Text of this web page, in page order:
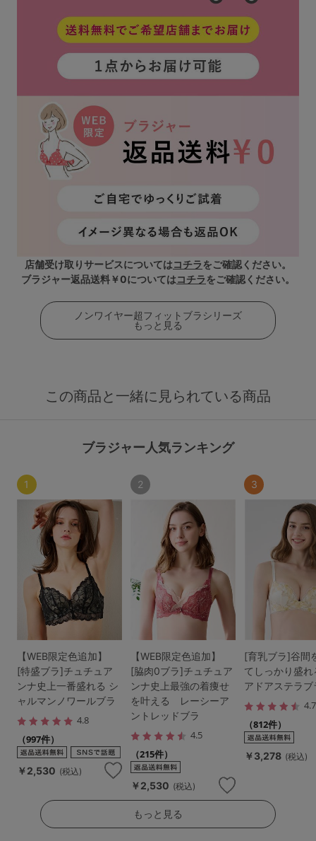
店舗受け取りサービスについてはコチラ をご確認ください。
ブラジャー返品送料￥0についてはコチラ をご確認ください。
ノンワイヤー超フィットブラシリーズ
もっと見る
この商品と一緒に見られている商品
ブラジャー人気ランキング
1
【WEB限定色追加】
[特盛ブラ]チュチュア
ンナ史上一番盛れる シ
ャルマンノワールブラ
4.8
（997件）
￥2,530 (税込)
2
【WEB限定色追加】
[脇肉0ブラ]チュチュア
ンナ史上最強の着痩せ
を叶える レーシーア
ントレッドブラ
4.5
（215件）
￥2,530 (税込)
3
[育乳ブラ]谷間
てしっかり盛
アドアステラブ
4.7
（812件）
￥3,278 (税込)
もっと見る